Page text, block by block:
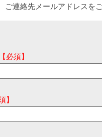
ご連絡先メールアドレスを
【必須】
】